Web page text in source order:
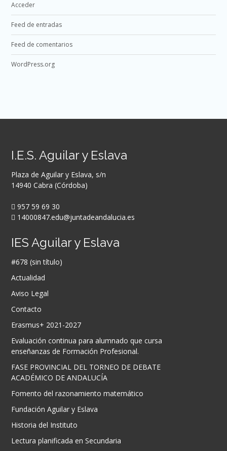
Acceder
Feed de entradas
Feed de comentarios
WordPress.org
I.E.S. Aguilar y Eslava
Plaza de Aguilar y Eslava, s/n
14940 Cabra (Córdoba)
957 59 69 30
14000847.edu@juntadeandalucia.es
IES Aguilar y Eslava
#678 (sin título)
Actualidad
Aviso Legal
Contacto
Erasmus+ 2021-2027
Evaluación continua para alumnado que cursa
enseñanzas de Formación Profesional.
FASE PROVINCIAL DEL TORNEO DE DEBATE
ACADÉMICO DE ANDALUCÍA
Fomento del razonamiento matemático
Fundación Aguilar y Eslava
Historia del Instituto
Lectura planificada en Secundaria